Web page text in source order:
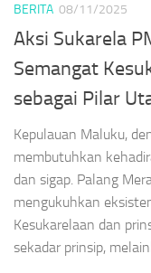
BERITA 08/11/2025
Aksi Sukarela
Semangat
sebagai Pilar
Kepulauan Maluku,
membutuhkan
dan sigap. Palang
mengukuhkan
Kesukarelaan dan
sekadar prinsip,